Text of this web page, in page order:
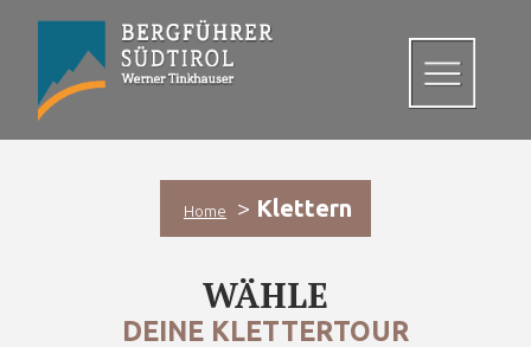
Home > Klettern
WÄHLE
DEINE KLETTERTOUR